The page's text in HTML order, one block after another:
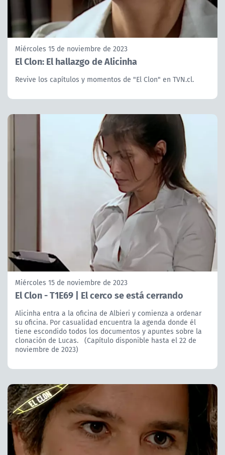
Miércoles 15 de noviembre de 2023
El Clon: El hallazgo de Alicinha
Revive los capítulos y momentos de "El Clon" en TVN.cl.
Miércoles 15 de noviembre de 2023
El Clon - T1E69 | El cerco se está cerrando
Alicinha entra a la oficina de Albieri y comienza a ordenar
su oficina. Por casualidad encuentra la agenda donde él
tiene escondido todos los documentos y apuntes sobre la
clonación de Lucas. (Capítulo disponible hasta el 22 de
noviembre de 2023)